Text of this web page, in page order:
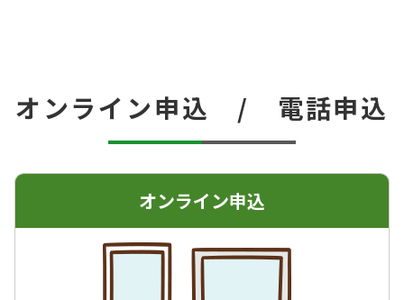
オンライン申込 / 電話申込
オンライン申込